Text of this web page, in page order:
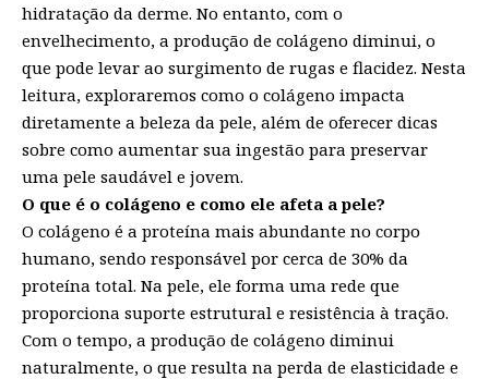
hidratação da derme. No entanto, com o
envelhecimento, a produção de colágeno diminui, o
que pode levar ao surgimento de rugas e flacidez. Nesta
leitura, exploraremos como o colágeno impacta
diretamente a beleza da pele, além de oferecer dicas
sobre como aumentar sua ingestão para preservar
uma pele saudável e jovem.
O que é o colágeno e como ele afeta a pele?
O colágeno é a proteína mais abundante no corpo
humano, sendo responsável por cerca de 30% da
proteína total. Na pele, ele forma uma rede que
proporciona suporte estrutural e resistência à tração.
Com o tempo, a produção de colágeno diminui
naturalmente, o que resulta na perda de elasticidade e